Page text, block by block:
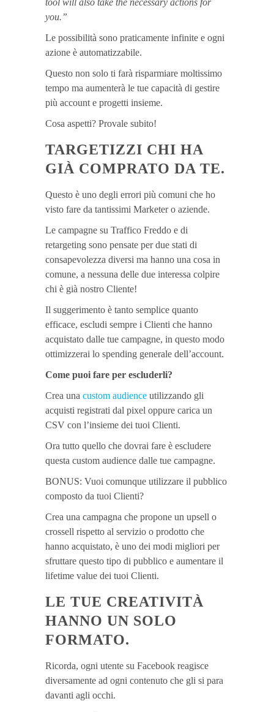
you.”
Le possibilità sono praticamente infinite e ogni
azione è automatizzabile.
Questo non solo ti farà risparmiare moltissimo
tempo ma aumenterà le tue capacità di gestire
più account e progetti insieme.
Cosa aspetti? Provale subito!
TARGETIZZI CHI HA
GIÀ COMPRATO DA TE.
Questo è uno degli errori più comuni che ho
visto fare da tantissimi Marketer o aziende.
Le campagne su Traffico Freddo e di
retargeting sono pensate per due stati di
consapevolezza diversi ma hanno una cosa in
comune, a nessuna delle due interessa colpire
chi è già nostro Cliente!
Il suggerimento è tanto semplice quanto
efficace, escludi sempre i Clienti che hanno
acquistato dalle tue campagne, in questo modo
ottimizzerai lo spending generale dell’account.
Come puoi fare per escluderli?
Crea una custom audience utilizzando gli
acquisti registrati dal pixel oppure carica un
CSV con l’insieme dei tuoi Clienti.
Ora tutto quello che dovrai fare è escludere
questa custom audience dalle tue campagne.
BONUS: Vuoi comunque utilizzare il pubblico
composto da tuoi Clienti?
Crea una campagna che propone un upsell o
crossell rispetto al servizio o prodotto che
hanno acquistato, è uno dei modi migliori per
sfruttare questo tipo di pubblico e aumentare il
lifetime value dei tuoi Clienti.
LE TUE CREATIVITÀ
HANNO UN SOLO
FORMATO.
Ricorda, ogni utente su Facebook reagisce
diversamente ad ogni contenuto che gli si para
davanti agli occhi.